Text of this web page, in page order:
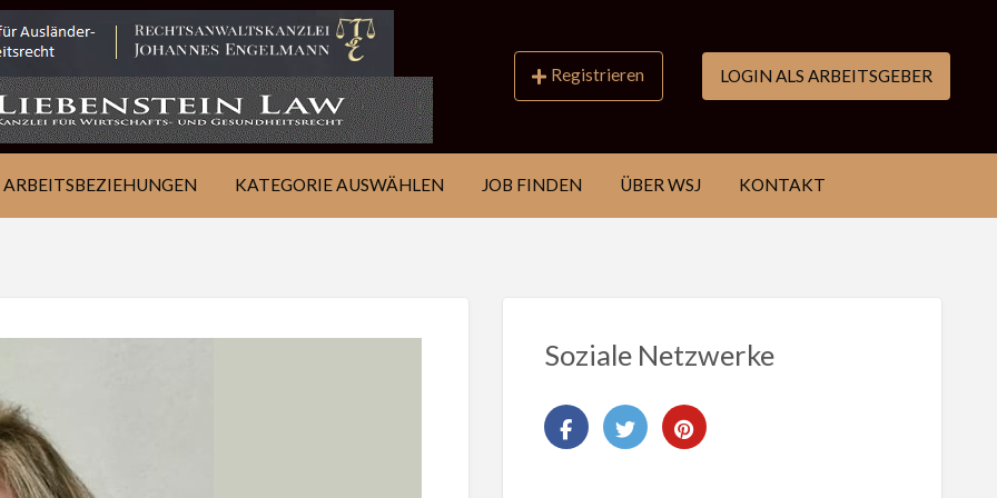
JOB
FINDEN
ÜBER
WSJ
KONTAKT
Registrieren LOGIN ALS ARBEITSGEBER
ARBEITSBEZIEHUNGEN KATEGORIE AUSWÄHLEN JOB FINDEN ÜBER WSJ KONTAKT
Soziale Netzwerke